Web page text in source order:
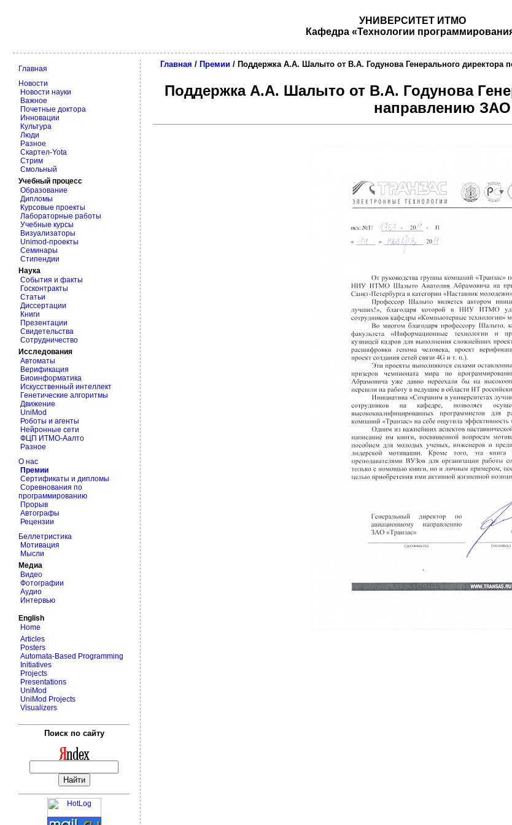
УНИВЕРСИТЕТ ИТМО
Кафедра «Технологии
Главная
Новости
Новости науки
Важное
Почетные доктора
Инновации
Культура
Люди
Разное
Скартел-Yota
Стрим
Смольный
Учебный процесс
Образование
Дипломы
Курсовые проекты
Лабораторные работы
Учебные курсы
Визуализаторы
Unimod-проекты
Семинары
Стипендии
Наука
События и факты
Госконтракты
Статьи
Диссертации
Книги
Презентации
Свидетельства
Сотрудничество
Исследования
Автоматы
Верификация
Биоинформатика
Искусственный интеллект
Генетические алгоритмы
Движение
UniMod
Роботы и агенты
Нейронные сети
ФЦП ИТМО-Аалто
Разное
О нас
Премии
Сертификаты и дипломы
Соревнования по
программированию
Прорыв
Автографы
Рецензии
Беллетристика
Мотивация
Мысли
Медиа
Видео
Фотографии
Аудио
Интервью
English
Home
Articles
Posters
Automata-Based Programming
Initiatives
Projects
Presentations
UniMod
UniMod Projects
Visualizers
Поиск по сайту
Главная / Премии / Поддержка А.А. Шалыто от В.А. Годунова Генерального директора
Поддержка А.А. Шалыто от В.А. Годунова
направлению ЗАО